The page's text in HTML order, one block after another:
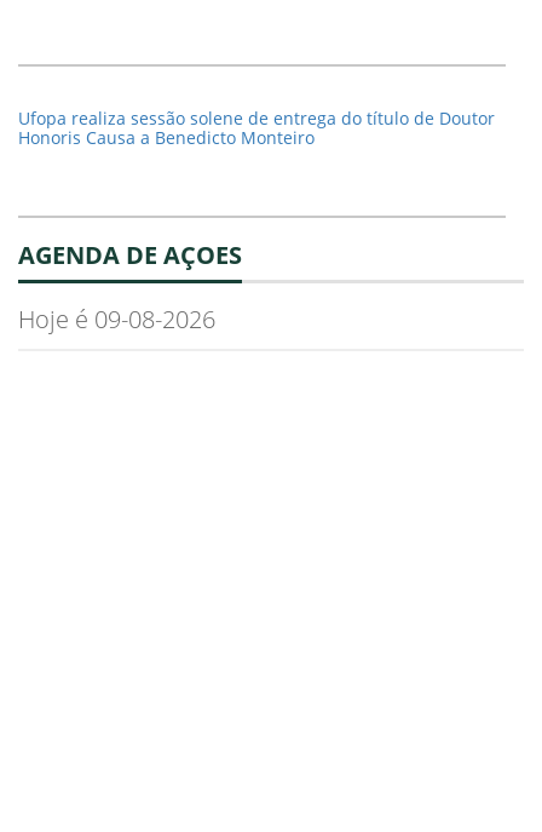
Ufopa realiza sessão solene de entrega do título de Doutor
Honoris Causa a Benedicto Monteiro
AGENDA DE AÇOES
Hoje é 09-08-2026